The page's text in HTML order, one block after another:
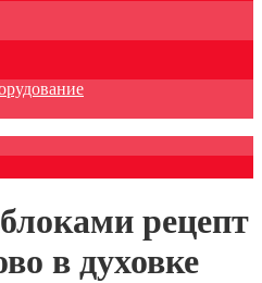
рецепт
в духовке